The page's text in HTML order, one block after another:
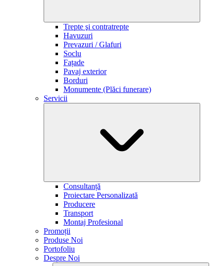
Trepte şi contratrepte
Havuzuri
Prevazuri / Glafuri
Soclu
Fațade
Pavaj exterior
Borduri
Monumente (Plăci funerare)
Servicii
Consultanță
Proiectare Personalizată
Producere
Transport
Montaj Profesional
Promoții
Produse Noi
Portofoliu
Despre Noi